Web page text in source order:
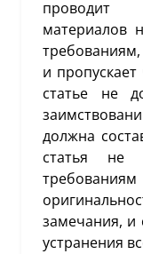
проводит
материалов
и
статье не
должна
статья не
замечания, и
устранения